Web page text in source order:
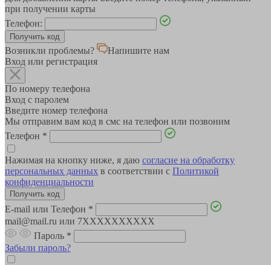
при получении карты
Телефон:
Возникли проблемы?
Напишите нам
Вход или регистрация
По номеру телефона
Вход с паролем
Введите номер телефона
Мы отправим вам код в смс на телефон или позвоним
Телефон *
Нажимая на кнопку ниже, я даю согласие на обработку
персональных данных в соответствии с Политикой
конфиденциальности
E-mail или Телефон *
mail@mail.ru или 7XXXXXXXXXX
Пароль *
Забыли пароль?